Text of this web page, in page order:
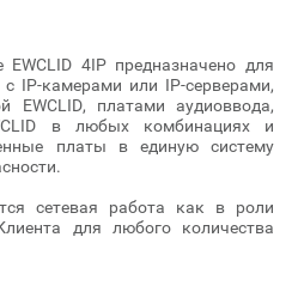
EWCLID 4IP предназначено для
IP-камерами или IP-серверами,
EWCLID, платами аудиоввода,
в любых комбинациях и
платы в единую систему
сетевая работа как в роли
для любого количества